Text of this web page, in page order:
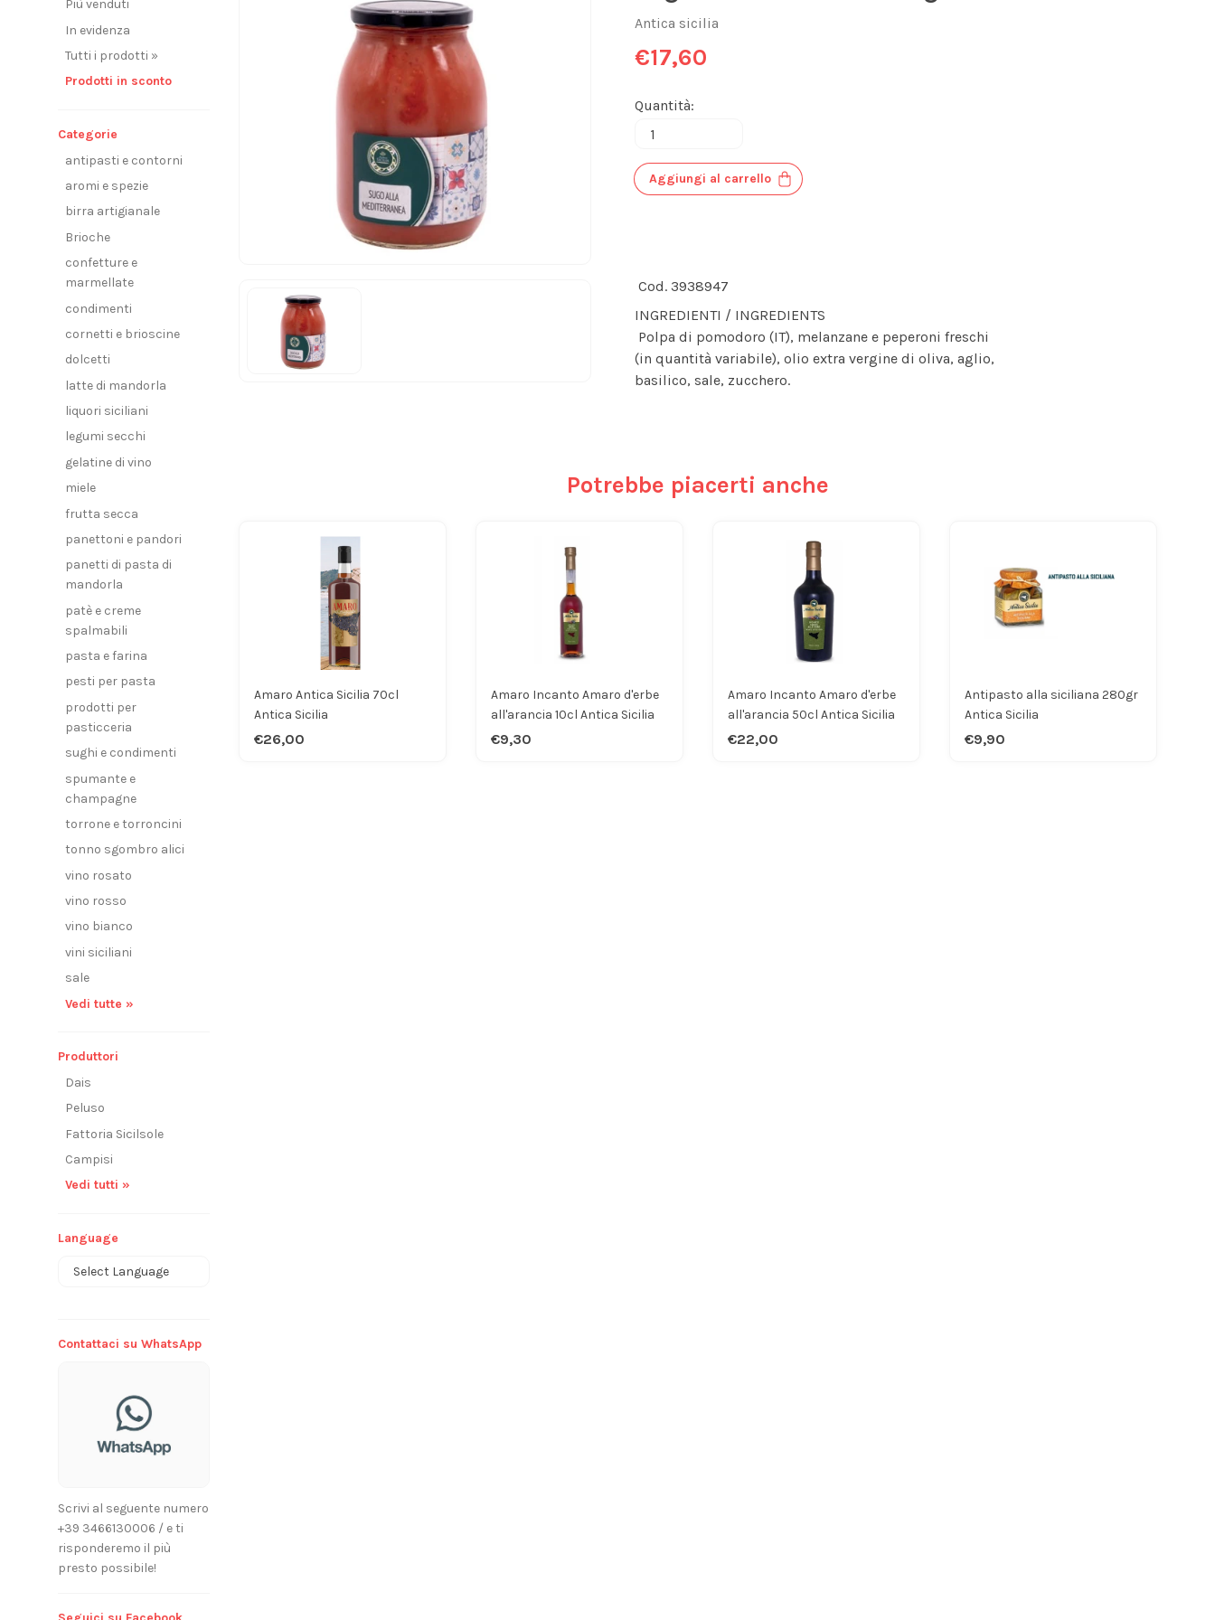
Più venduti
In evidenza
Tutti i prodotti »
Prodotti in sconto
Categorie
antipasti e contorni
aromi e spezie
birra artigianale
Brioche
confetture e
marmellate
condimenti
cornetti e brioscine
dolcetti
latte di mandorla
liquori siciliani
legumi secchi
gelatine di vino
miele
frutta secca
panettoni e pandori
panetti di pasta di
mandorla
patè e creme
spalmabili
pasta e farina
pesti per pasta
prodotti per
pasticceria
sughi e condimenti
spumante e
champagne
torrone e torroncini
tonno sgombro alici
vino rosato
vino rosso
vino bianco
vini siciliani
sale
Vedi tutte »
Produttori
Dais
Peluso
Fattoria Sicilsole
Campisi
Vedi tutti »
Language
Contattaci su WhatsApp
Scrivi al seguente numero
+39 3466130006 / e ti
risponderemo il più
presto possibile!
Antica sicilia
€17,60
Quantità:
Aggiungi al carrello
Cod. 3938947
INGREDIENTI / INGREDIENTS
Polpa di pomodoro (IT), melanzane e peperoni freschi
(in quantità variabile), olio extra vergine di oliva, aglio,
basilico, sale, zucchero.
Potrebbe piacerti anche
Amaro Antica Sicilia 70cl
Antica Sicilia
€26,00
Amaro Incanto Amaro d'erbe
all'arancia 10cl Antica Sicilia
€9,30
Amaro Incanto Amaro d'erbe
all'arancia 50cl Antica Sicilia
€22,00
Antipasto alla siciliana 280gr
Antica Sicilia
€9,90